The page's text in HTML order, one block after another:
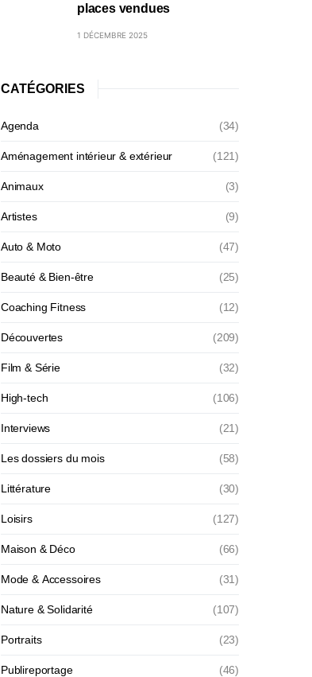
places vendues
1 DÉCEMBRE 2025
CATÉGORIES
Agenda (34)
Aménagement intérieur & extérieur (121)
Animaux (3)
Artistes (9)
Auto & Moto (47)
Beauté & Bien-être (25)
Coaching Fitness (12)
Découvertes (209)
Film & Série (32)
High-tech (106)
Interviews (21)
Les dossiers du mois (58)
Littérature (30)
Loisirs (127)
Maison & Déco (66)
Mode & Accessoires (31)
Nature & Solidarité (107)
Portraits (23)
Publireportage (46)